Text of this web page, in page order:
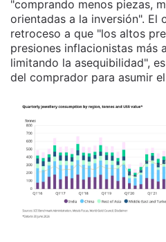
"comprando menos piezas,
orientadas a la inversión". El
retroceso a que "los altos
presiones inflacionistas más
limitando la asequibilidad",
del comprador para asumir